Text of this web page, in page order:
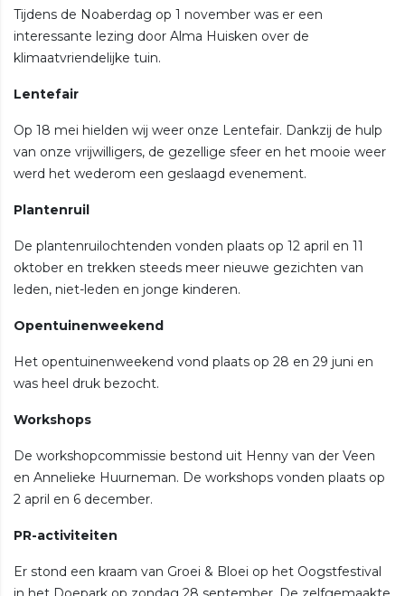
Tijdens de Noaberdag op 1 november was er een
interessante lezing door Alma Huisken over de
klimaatvriendelijke tuin.
Lentefair
Op 18 mei hielden wij weer onze Lentefair. Dankzij de hulp
van onze vrijwilligers, de gezellige sfeer en het mooie weer
werd het wederom een geslaagd evenement.
Plantenruil
De plantenruilochtenden vonden plaats op 12 april en 11
oktober en trekken steeds meer nieuwe gezichten van
leden, niet-leden en jonge kinderen.
Opentuinenweekend
Het opentuinenweekend vond plaats op 28 en 29 juni en
was heel druk bezocht.
Workshops
De workshopcommissie bestond uit Henny van der Veen
en Annelieke Huurneman. De workshops vonden plaats op
2 april en 6 december.
PR-activiteiten
Er stond een kraam van Groei & Bloei op het Oogstfestival